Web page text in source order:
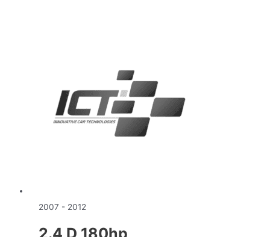
2007 - 2012